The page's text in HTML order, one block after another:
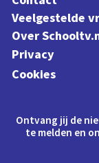
Veelgestelde
Over
Privacy
Cookies
Ontvang jij de
te melden en